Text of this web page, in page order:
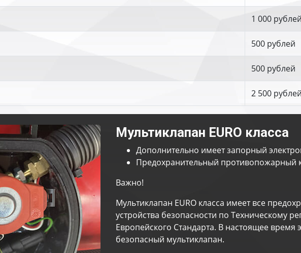
1 000 рублей
500 рублей
500 рублей
2 500 рублей
Мультиклапан EURO класса
Дополнительно имеет запорный
Предохранительный противопожарный
Важно!
Мультиклапан EURO класса имеет все
устройства безопасности по Техническому
Европейского Стандарта. В настоящее время
безопасный мультиклапан.